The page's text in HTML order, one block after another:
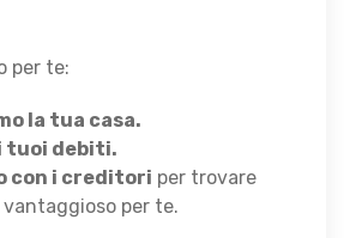
per te:
la tua casa.
tuoi debiti.
con i creditori per trovare
per te.